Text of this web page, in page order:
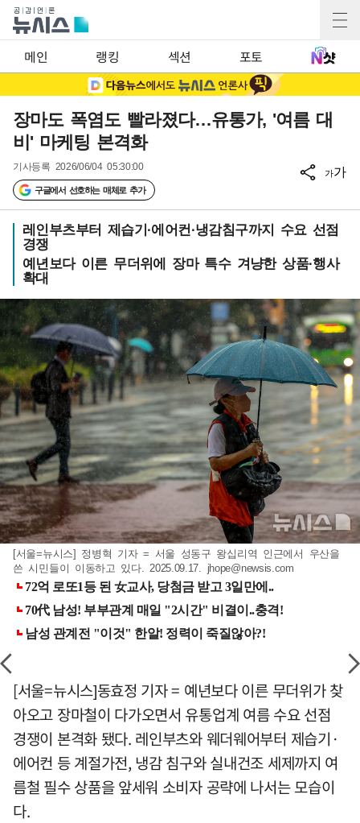
메인 랭킹 섹션 포토
장마도 폭염도 빨라졌다…유통가, '여름 대
비' 마케팅 본격화
기사등록 2026/06/04 05:30:00
구글에서 선호하는 매체로 추가
가가
레인부츠부터 제습기·에어컨·냉감침구까지 수요 선점
경쟁
예년보다 이른 무더위에 장마 특수 겨냥한 상품·행사
확대
[서울=뉴시스] 정병혁 기자 = 서울 성동구 왕십리역 인근에서 우산을
쓴 시민들이 이동하고 있다. 2025.09.17. jhope@newsis.com
[서울=뉴시스]동효정 기자 = 예년보다 이른 무더위가 찾
아오고 장마철이 다가오면서 유통업계 여름 수요 선점
경쟁이 본격화 됐다. 레인부츠와 웨더웨어부터 제습기·
에어컨 등 계절가전, 냉감 침구와 실내건조 세제까지 여
름철 필수 상품을 앞세워 소비자 공략에 나서는 모습이
다.